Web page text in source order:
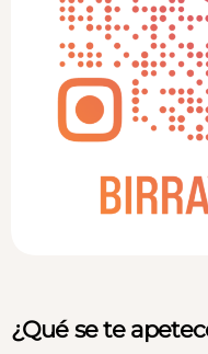
¿Qué se te